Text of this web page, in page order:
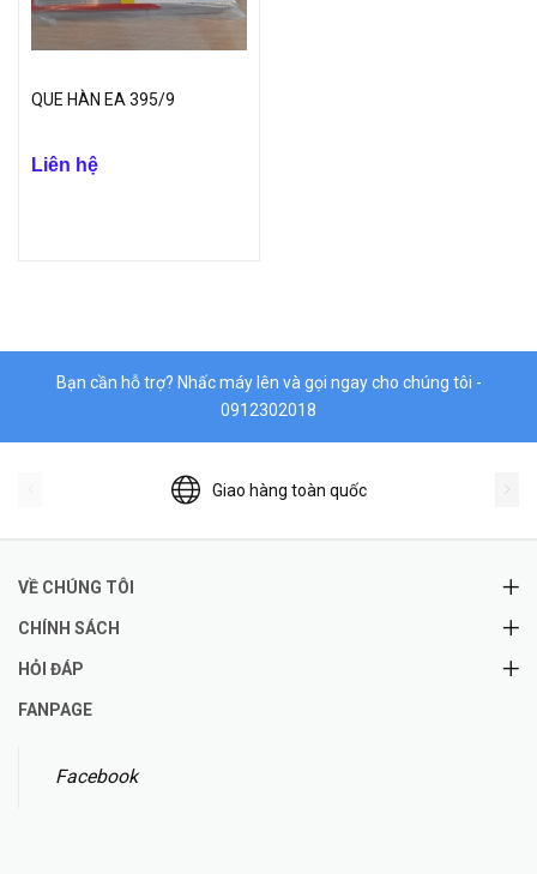
QUE HÀN EA 395/9
Liên hệ
Bạn cần hỗ trợ? Nhấc máy lên và gọi ngay cho chúng tôi -
0912302018
Giao hàng toàn quốc
VỀ CHÚNG TÔI
CHÍNH SÁCH
HỎI ĐÁP
FANPAGE
Facebook